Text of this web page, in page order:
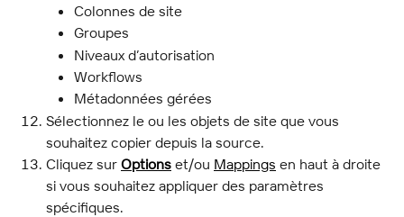
Colonnes de site
Groupes
Niveaux d’autorisation
Workflows
Métadonnées gérées
Sélectionnez le ou les objets de site que vous
souhaitez copier depuis la source.
Cliquez sur Options et/ou Mappings en haut à droite
si vous souhaitez appliquer des paramètres
spécifiques.